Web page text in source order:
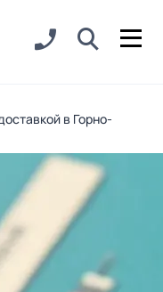
в Горно-